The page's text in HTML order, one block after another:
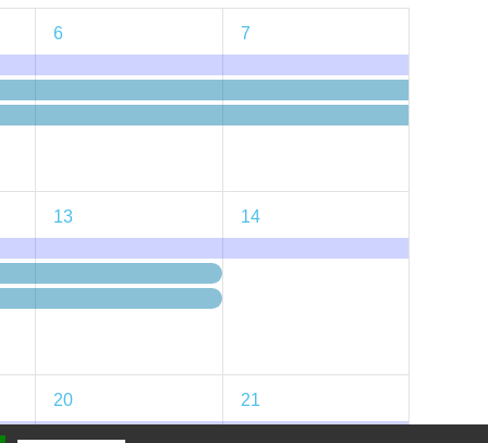
3
évènements,
6
3
évènements,
7
3
évènements,
13
1
évènement,
14
1
évènement,
20
1
évènement,
21